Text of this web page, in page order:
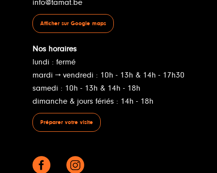
info@tamat.be
Afficher sur Google maps
Nos horaires
lundi : fermé
mardi → vendredi : 10h - 13h & 14h - 17h30
samedi : 10h - 13h & 14h - 18h
dimanche & jours fériés : 14h - 18h
Préparer votre visite